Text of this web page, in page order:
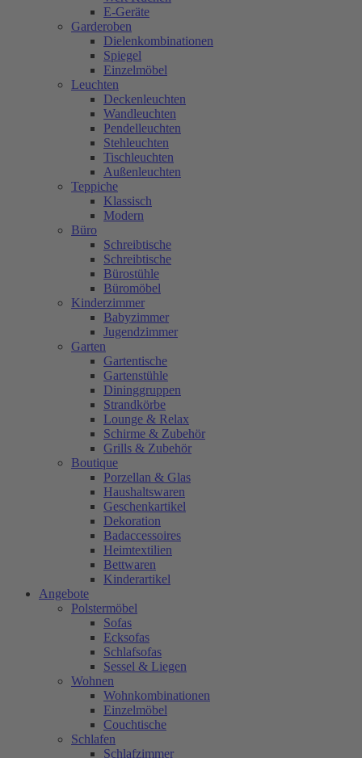
E-Geräte
Garderoben
Dielenkombinationen
Spiegel
Einzelmöbel
Leuchten
Deckenleuchten
Wandleuchten
Pendelleuchten
Stehleuchten
Tischleuchten
Außenleuchten
Teppiche
Klassisch
Modern
Büro
Schreibtische
Schreibtische
Bürostühle
Büromöbel
Kinderzimmer
Babyzimmer
Jugendzimmer
Garten
Gartentische
Gartenstühle
Dininggruppen
Strandkörbe
Lounge & Relax
Schirme & Zubehör
Grills & Zubehör
Boutique
Porzellan & Glas
Haushaltswaren
Geschenkartikel
Dekoration
Badaccessoires
Heimtextilien
Bettwaren
Kinderartikel
Angebote
Polstermöbel
Sofas
Ecksofas
Schlafsofas
Sessel & Liegen
Wohnen
Wohnkombinationen
Einzelmöbel
Couchtische
Schlafen
Schlafzimmer